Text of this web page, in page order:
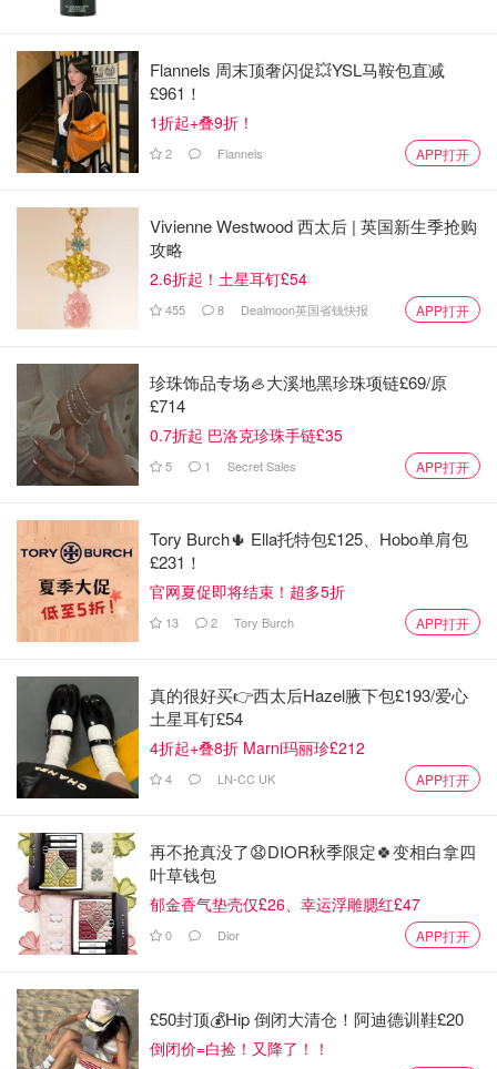
Flannels 周末顶奢闪促💥YSL马鞍包直减
£961！
1折起+叠9折！
2 Flannels APP打开
Vivienne Westwood 西太后 | 英国新生季抢购
攻略
2.6折起！土星耳钉£54
455 8 Dealmoon英国省钱快报 APP打开
珍珠饰品专场🦪大溪地黑珍珠项链£69/原
£714
0.7折起 巴洛克珍珠手链£35
5 1 Secret Sales APP打开
Tory Burch🌵 Ella托特包£125、Hobo单肩包
£231！
官网夏促即将结束！超多5折
13 2 Tory Burch APP打开
真的很好买👉西太后Hazel腋下包£193/爱心
土星耳钉£54
4折起+叠8折 Marni玛丽珍£212
4 LN-CC UK APP打开
再不抢真没了😧DIOR秋季限定🍀变相白拿四
叶草钱包
郁金香气垫壳仅£26、幸运浮雕腮红£47
0 Dior APP打开
£50封顶💰Hip 倒闭大清仓！阿迪德训鞋£20
倒闭价=白捡！又降了！！